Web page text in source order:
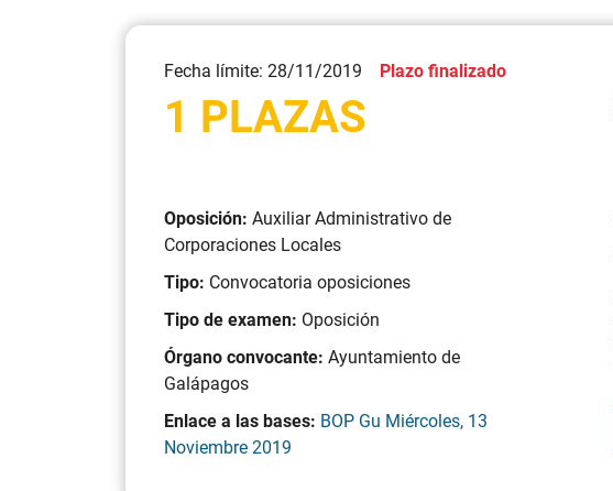
Fecha límite: 28/11/2019 Plazo finalizado
1 PLAZAS
Oposición: Auxiliar Administrativo de
Corporaciones Locales
Tipo: Convocatoria oposiciones
Tipo de examen: Oposición
Órgano convocante: Ayuntamiento de
Galápagos
Enlace a las bases: BOP Gu Miércoles, 13
Noviembre 2019